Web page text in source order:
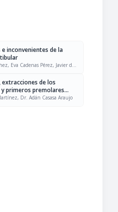
inconvenientes de la
Eva Cadenas Pérez, Javier de
extracciones de los
primeros premolares
Dr. Adán Casasa Araujo